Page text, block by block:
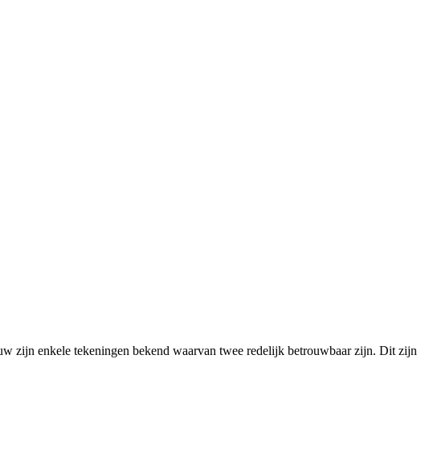
zijn enkele tekeningen bekend waarvan twee redelijk betrouwbaar zijn. Dit zijn